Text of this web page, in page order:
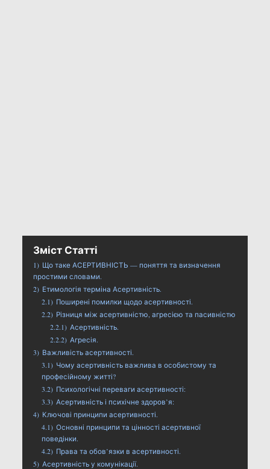
Зміст Статті
1) Що таке АСЕРТИВНІСТЬ — поняття та визначення
простими словами.
2) Етимологія терміна Асертивність.
2.1) Поширені помилки щодо асертивності.
2.2) Різниця між асертивністю, агресією та пасивністю
2.2.1) Асертивність.
2.2.2) Агресія.
3) Важливість асертивності.
3.1) Чому асертивність важлива в особистому та
професійному житті?
3.2) Психологічні переваги асертивності:
3.3) Асертивність і психічне здоров’я:
4) Ключові принципи асертивності.
4.1) Основні принципи та цінності асертивної
поведінки.
4.2) Права та обов’язки в асертивності.
5) Асертивність у комунікації.